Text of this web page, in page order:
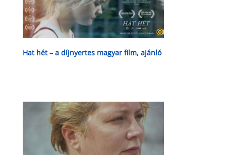
Hat hét – a díjnyertes magyar film, ajánló